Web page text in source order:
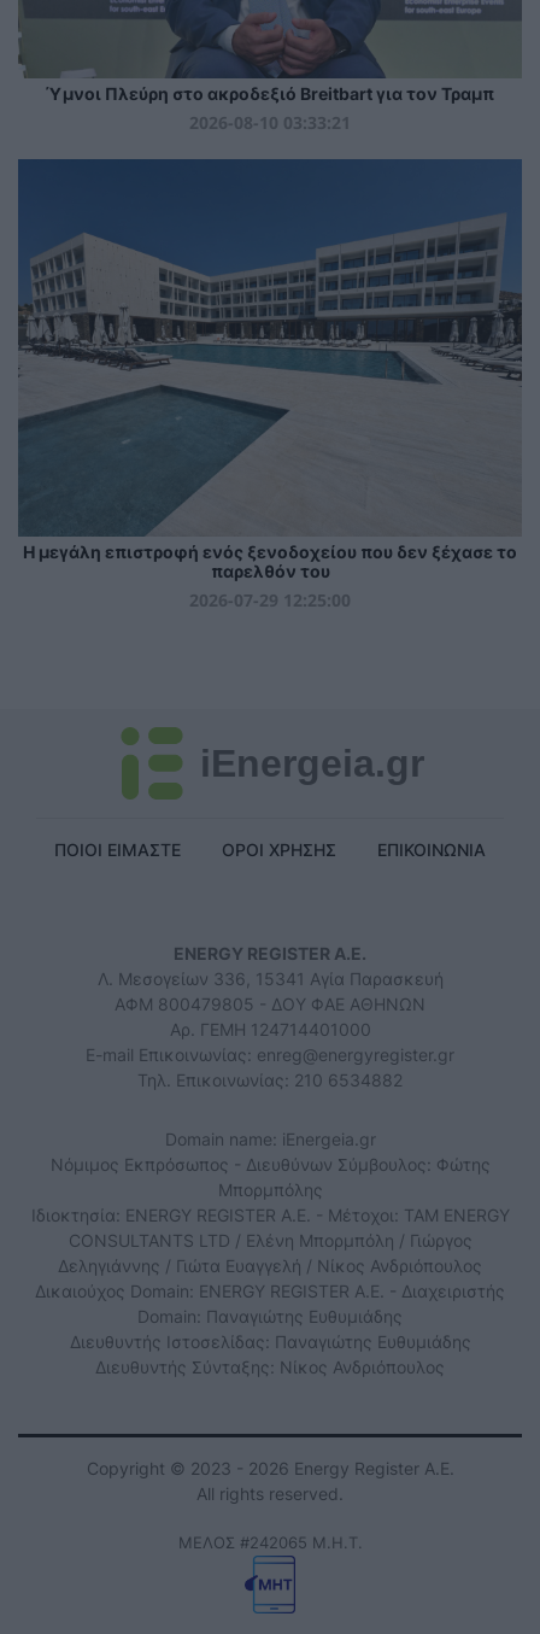
Ύμνοι Πλεύρη στο ακροδεξιό Breitbart για τον Τραμπ
2026-08-10 03:33:21
Η μεγάλη επιστροφή ενός ξενοδοχείου που δεν ξέχασε το
παρελθόν του
2026-07-29 12:25:00
iEnergeia.gr
ΠΟΙΟΙ ΕΙΜΑΣΤΕ ΟΡΟΙ ΧΡΗΣΗΣ ΕΠΙΚΟΙΝΩΝΙΑ
ENERGY REGISTER Α.Ε.
Λ. Μεσογείων 336, 15341 Αγία Παρασκευή
ΑΦΜ 800479805 - ΔΟΥ ΦΑΕ ΑΘΗΝΩΝ
Αρ. ΓΕΜΗ 124714401000
E-mail Επικοινωνίας: enreg@energyregister.gr
Τηλ. Επικοινωνίας: 210 6534882
Domain name: iEnergeia.gr
Νόμιμος Εκπρόσωπος - Διευθύνων Σύμβουλος: Φώτης
Μπορμπόλης
Ιδιοκτησία: ENERGY REGISTER Α.Ε. - Μέτοχοι: TAM ENERGY
CONSULTANTS LTD / Ελένη Μπορμπόλη / Γιώργος
Δεληγιάννης / Γιώτα Ευαγγελή / Νίκος Ανδριόπουλος
Δικαιούχος Domain: ENERGY REGISTER Α.Ε. - Διαχειριστής
Domain: Παναγιώτης Ευθυμιάδης
Διευθυντής Ιστοσελίδας: Παναγιώτης Ευθυμιάδης
Διευθυντής Σύνταξης: Νίκος Ανδριόπουλος
Copyright © 2023 - 2026 Energy Register Α.Ε.
All rights reserved.
ΜΕΛΟΣ #242065 Μ.Η.Τ.